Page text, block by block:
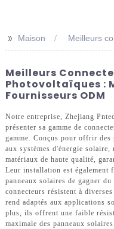
>> Maison Meilleurs
Meilleurs
Photovoltaïques :
Fournisseurs ODM
Notre entreprise, Zhejiang
présenter sa gamme de
gamme. Conçus pour offrir des
aux systèmes d'énergie solaire,
matériaux de haute qualité,
Leur installation est également
panneaux solaires de gagner
connecteurs résistent à
rend adaptés aux applications
plus, ils offrent une faible
maximale des panneaux